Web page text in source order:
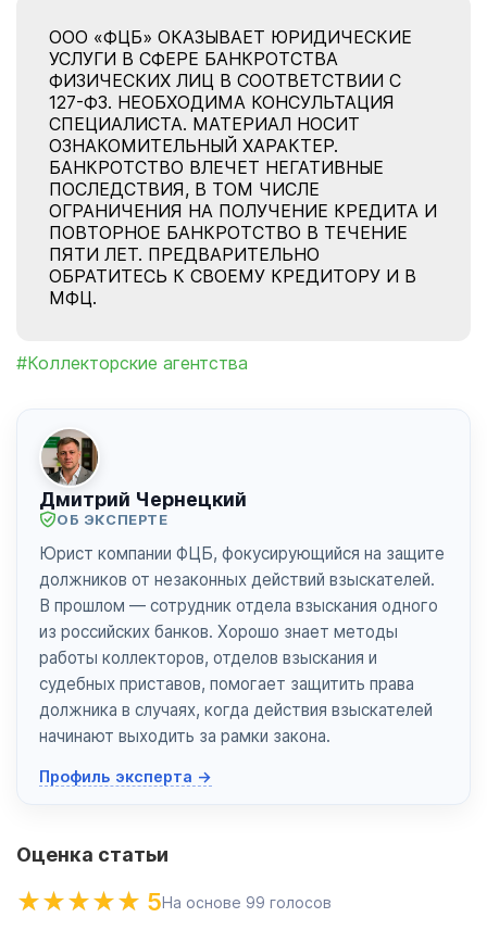
ООО «ФЦБ» ОКАЗЫВАЕТ ЮРИДИЧЕСКИЕ
УСЛУГИ В СФЕРЕ БАНКРОТСТВА
ФИЗИЧЕСКИХ ЛИЦ В СООТВЕТСТВИИ С
127-ФЗ. НЕОБХОДИМА КОНСУЛЬТАЦИЯ
СПЕЦИАЛИСТА. МАТЕРИАЛ НОСИТ
ОЗНАКОМИТЕЛЬНЫЙ ХАРАКТЕР.
БАНКРОТСТВО ВЛЕЧЕТ НЕГАТИВНЫЕ
ПОСЛЕДСТВИЯ, В ТОМ ЧИСЛЕ
ОГРАНИЧЕНИЯ НА ПОЛУЧЕНИЕ КРЕДИТА И
ПОВТОРНОЕ БАНКРОТСТВО В ТЕЧЕНИЕ
ПЯТИ ЛЕТ. ПРЕДВАРИТЕЛЬНО
ОБРАТИТЕСЬ К СВОЕМУ КРЕДИТОРУ И В
МФЦ.
#Коллекторские агентства
Дмитрий Чернецкий
ОБ ЭКСПЕРТЕ
Юрист компании ФЦБ, фокусирующийся на защите
должников от незаконных действий взыскателей.
В прошлом — сотрудник отдела взыскания одного
из российских банков. Хорошо знает методы
работы коллекторов, отделов взыскания и
судебных приставов, помогает защитить права
должника в случаях, когда действия взыскателей
начинают выходить за рамки закона.
Профиль эксперта →
Оценка статьи
5На основе 99 голосов